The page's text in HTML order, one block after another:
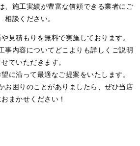
、施工実績が豊富な信頼できる業者にご
相談ください。
見積もりを無料で実施しております。
事内容についてどこよりも詳しくご説明
せていただきます。
に沿って最適なご提案をいたします。
お困りのことがありましたら、ぜひ当店
おまかせください！